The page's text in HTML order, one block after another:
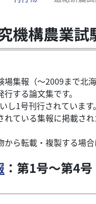
機構農業試
集報（～2009まで北
する論文集です。
し1号刊行されています。
れている集報に掲載さ
ら転載・複製する場
：第1号～第4号